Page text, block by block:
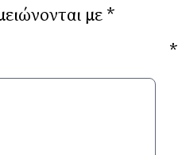
με *
*